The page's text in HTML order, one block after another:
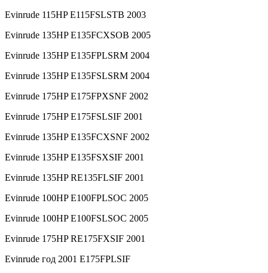
Evinrude 115HP E115FSLSTB 2003
Evinrude 135HP E135FCXSOB 2005
Evinrude 135HP E135FPLSRM 2004
Evinrude 135HP E135FSLSRM 2004
Evinrude 175HP E175FPXSNF 2002
Evinrude 175HP E175FSLSIF 2001
Evinrude 135HP E135FCXSNF 2002
Evinrude 135HP E135FSXSIF 2001
Evinrude 135HP RE135FLSIF 2001
Evinrude 100HP E100FPLSOC 2005
Evinrude 100HP E100FSLSOC 2005
Evinrude 175HP RE175FXSIF 2001
Evinrude год 2001 E175FPLSIF